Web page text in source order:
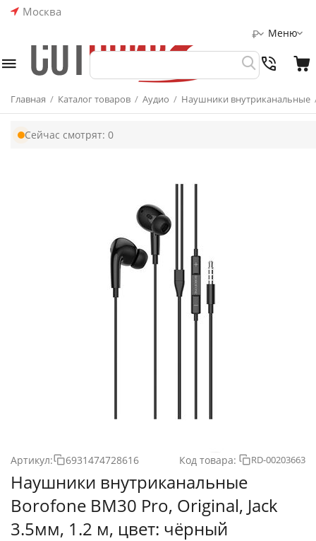
Москва
Меню
₽
Главная / Каталог товаров / Аудио / Наушники внутриканальные
Сейчас смотрят: 0
Артикул: 6931474728616 Код товара: RD-00203663
Наушники внутриканальные
Borofone BM30 Pro, Original, Jack
3.5мм, 1.2 м, цвет: чёрный